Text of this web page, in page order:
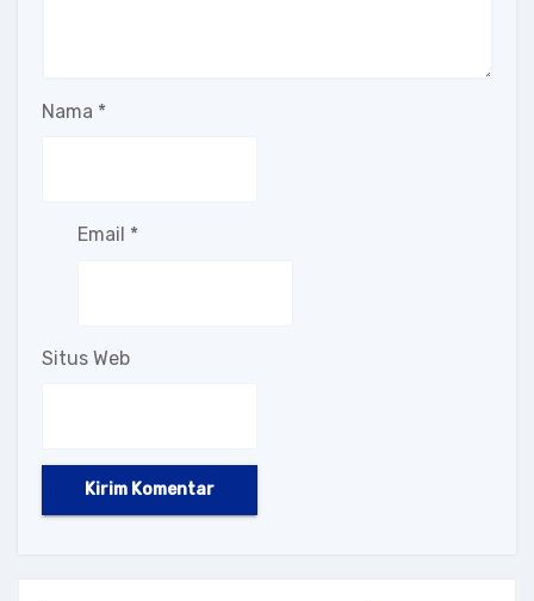
Nama *
Email *
Situs Web